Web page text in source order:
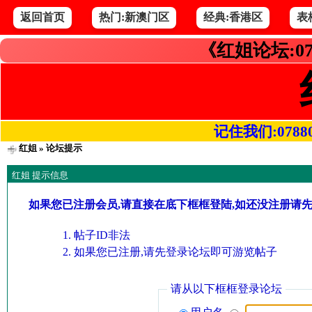
返回首页 热门:新澳门区 经典:香港区 表
《红姐论坛
记住我们
红姐» 论坛提示
红姐 提示信息
如果您已注册会员,请直接在底下框框登陆,如还没注册请
帖子ID非法
如果您已注册,请先登录论坛即可游览帖子
请从以下框框登录论坛